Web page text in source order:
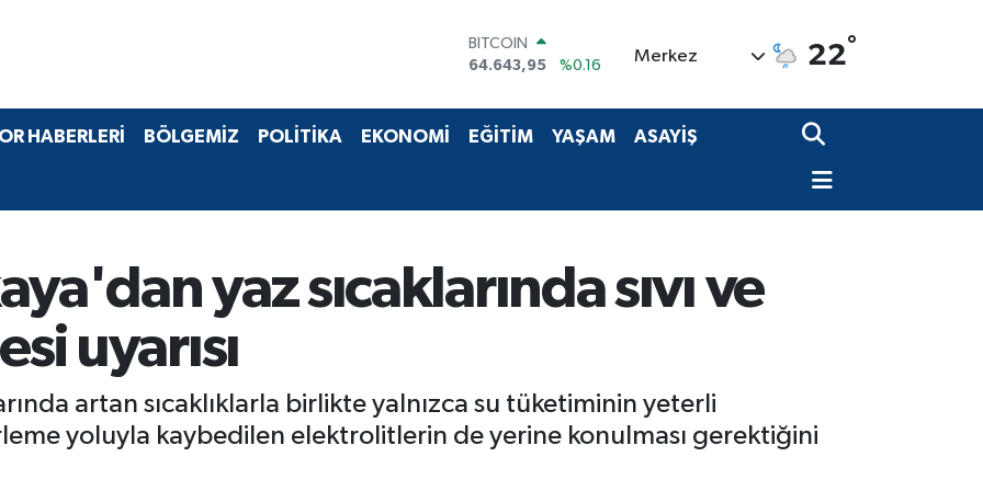
DOLAR
47,6704
%0
STERLİN
Merkez 22°
HABERLERİ BÖLGEMİZ POLİTİKA EKONOMİ EĞİTİM YAŞAM ASAYİŞ
yaz sıcaklarında sıvı ve
uyarısı
artan sıcaklıklarla birlikte yalnızca su tüketiminin yeterli
yoluyla kaybedilen elektrolitlerin de yerine konulması gerektiğini